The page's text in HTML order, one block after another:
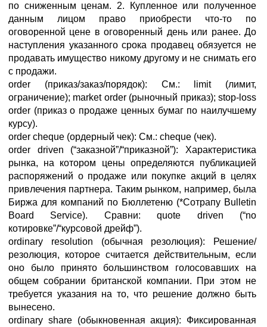
по сниженным ценам. 2. Купленное или полученное
данным лицом право приобрести что-то по
оговоренной цене в оговоренный день или ранее. До
наступления указанного срока продавец обязуется не
продавать имущество никому другому и не снимать его
с продажи.
order (приказ/заказ/порядок): См.: limit (лимит,
ограничение); market order (рыночный приказ); stop-loss
order (приказ о продаже ценных бумаг по наилучшему
курсу).
order cheque (ордерный чек): См.: cheque (чек).
order driven (“заказной”/“приказной”): Характеристика
рынка, на котором цены определяются публикацией
распоряжений о продаже или покупке акций в целях
привлечения партнера. Таким рынком, например, была
Биржа для компаний по Бюллетеню (*Сотрапу Bulletin
Board Service). Сравни: quote driven (“no
котировке”/“курсовой дрейф”).
ordinary resolution (обычная резолюция): Решение/
резолюция, которое считается действительным, если
оно было принято большинством голосовавших на
общем собрании британской компании. При этом не
требуется указания на то, что решение должно быть
вынесено.
ordinary share (обыкновенная акция): Фиксированная